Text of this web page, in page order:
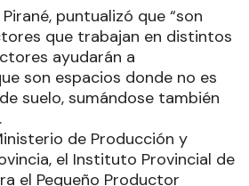
puntualizó que “son
que trabajan en distintos
ayudarán a
son espacios donde no es
suelo, sumándose también
de Producción y
el Instituto Provincial de
el Pequeño Productor